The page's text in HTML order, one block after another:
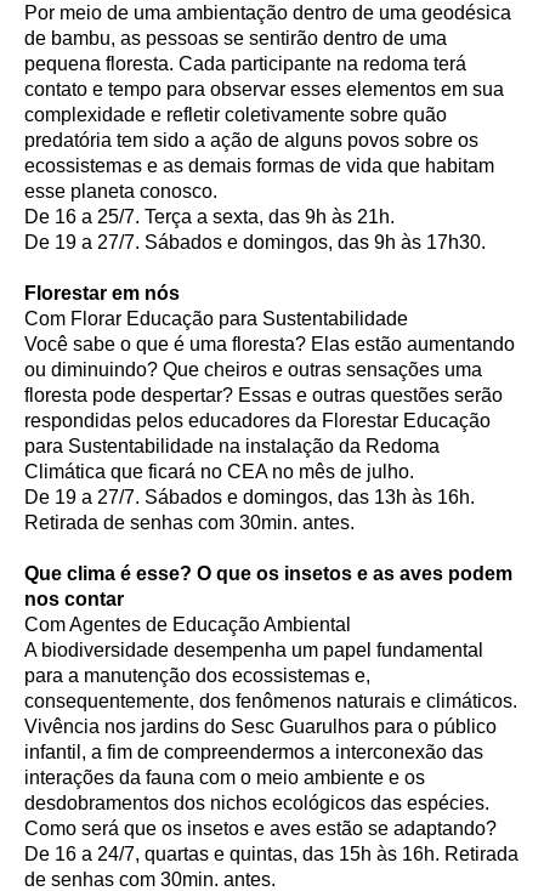
Por meio de uma ambientação dentro de uma geodésica
de bambu, as pessoas se sentirão dentro de uma
pequena floresta. Cada participante na redoma terá
contato e tempo para observar esses elementos em sua
complexidade e refletir coletivamente sobre quão
predatória tem sido a ação de alguns povos sobre os
ecossistemas e as demais formas de vida que habitam
esse planeta conosco.
De 16 a 25/7. Terça a sexta, das 9h às 21h.
De 19 a 27/7. Sábados e domingos, das 9h às 17h30.
Florestar em nós
Com Florar Educação para Sustentabilidade
Você sabe o que é uma floresta? Elas estão aumentando
ou diminuindo? Que cheiros e outras sensações uma
floresta pode despertar? Essas e outras questões serão
respondidas pelos educadores da Florestar Educação
para Sustentabilidade na instalação da Redoma
Climática que ficará no CEA no mês de julho.
De 19 a 27/7. Sábados e domingos, das 13h às 16h.
Retirada de senhas com 30min. antes.
Que clima é esse? O que os insetos e as aves podem
nos contar
Com Agentes de Educação Ambiental
A biodiversidade desempenha um papel fundamental
para a manutenção dos ecossistemas e,
consequentemente, dos fenômenos naturais e climáticos.
Vivência nos jardins do Sesc Guarulhos para o público
infantil, a fim de compreendermos a interconexão das
interações da fauna com o meio ambiente e os
desdobramentos dos nichos ecológicos das espécies.
Como será que os insetos e aves estão se adaptando?
De 16 a 24/7, quartas e quintas, das 15h às 16h. Retirada
de senhas com 30min. antes.